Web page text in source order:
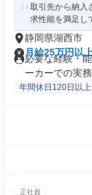
取引先から納入
求性能を満足し
静岡県湖西市
月給25万円以上
必要な経験・
ーカーでの実
年間休日120日以上
正社員